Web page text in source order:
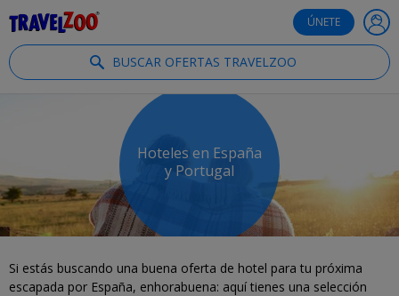
ÚNETE
BUSCAR OFERTAS TRAVELZOO
Hoteles en España
y Portugal
Si estás buscando una buena oferta de hotel para tu próxima
escapada por España, enhorabuena: aquí tienes una selección